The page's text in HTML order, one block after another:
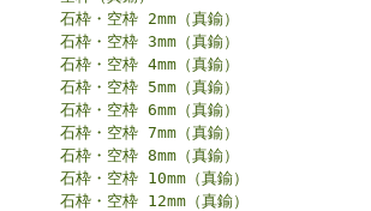
石枠・空枠 2mm（真鍮）
石枠・空枠 3mm（真鍮）
石枠・空枠 4mm（真鍮）
石枠・空枠 5mm（真鍮）
石枠・空枠 6mm（真鍮）
石枠・空枠 7mm（真鍮）
石枠・空枠 8mm（真鍮）
石枠・空枠 10mm（真鍮）
石枠・空枠 12mm（真鍮）